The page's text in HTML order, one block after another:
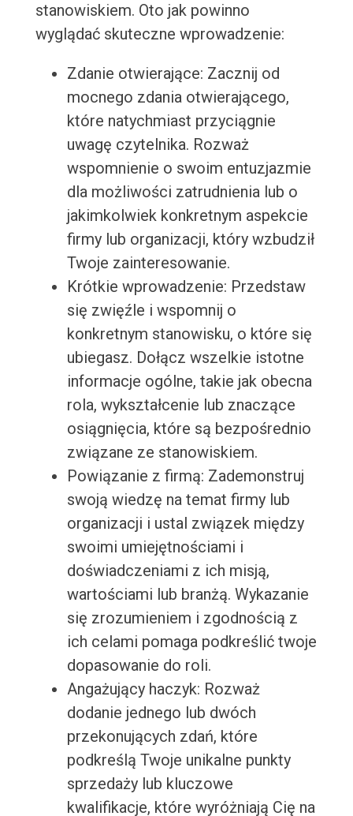
stanowiskiem. Oto jak powinno
wyglądać skuteczne wprowadzenie:
Zdanie otwierające: Zacznij od
mocnego zdania otwierającego,
które natychmiast przyciągnie
uwagę czytelnika. Rozważ
wspomnienie o swoim entuzjazmie
dla możliwości zatrudnienia lub o
jakimkolwiek konkretnym aspekcie
firmy lub organizacji, który wzbudził
Twoje zainteresowanie.
Krótkie wprowadzenie: Przedstaw
się zwięźle i wspomnij o
konkretnym stanowisku, o które się
ubiegasz. Dołącz wszelkie istotne
informacje ogólne, takie jak obecna
rola, wykształcenie lub znaczące
osiągnięcia, które są bezpośrednio
związane ze stanowiskiem.
Powiązanie z firmą: Zademonstruj
swoją wiedzę na temat firmy lub
organizacji i ustal związek między
swoimi umiejętnościami i
doświadczeniami z ich misją,
wartościami lub branżą. Wykazanie
się zrozumieniem i zgodnością z
ich celami pomaga podkreślić twoje
dopasowanie do roli.
Angażujący haczyk: Rozważ
dodanie jednego lub dwóch
przekonujących zdań, które
podkreślą Twoje unikalne punkty
sprzedaży lub kluczowe
kwalifikacje, które wyróżniają Cię na